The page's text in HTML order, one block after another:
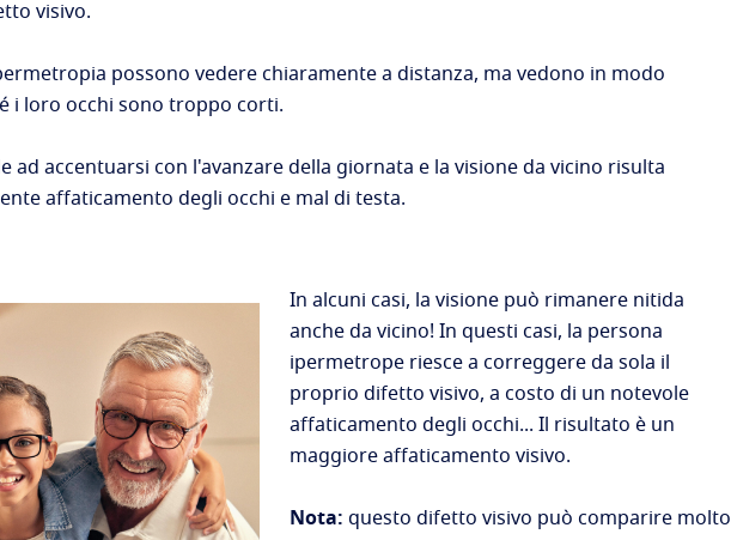
visivo.
possono vedere chiaramente a distanza, ma vedono in modo
i loro occhi sono troppo corti.
ad accentuarsi con l'avanzare della giornata e la visione da vicino risulta
affaticamento degli occhi e mal di testa.
In alcuni casi, la visione può rimanere nitida
anche da vicino! In questi casi, la persona
ipermetrope riesce a correggere da sola il
proprio difetto visivo, a costo di un notevole
affaticamento degli occhi... Il risultato è un
maggiore affaticamento visivo.
Nota: questo difetto visivo può comparire molto